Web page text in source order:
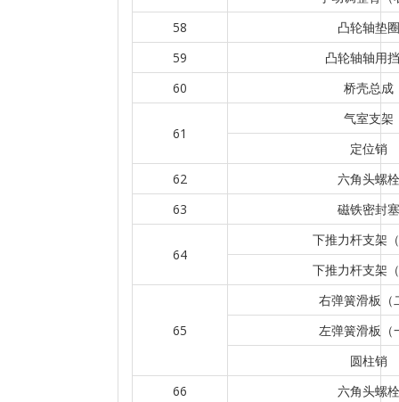
58
凸轮轴垫圈
59
凸轮轴轴用
60
桥壳总成
61
气室支架
定位销
62
六角头螺栓
63
磁铁密封塞
64
下推力杆支架
下推力杆支架
65
右弹簧滑板（
左弹簧滑板（
圆柱销
66
六角头螺栓